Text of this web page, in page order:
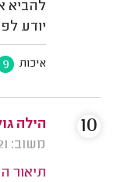
להביא
יודע
איכות 9
הילה
משוב: 06/10/2021
תיאור
10